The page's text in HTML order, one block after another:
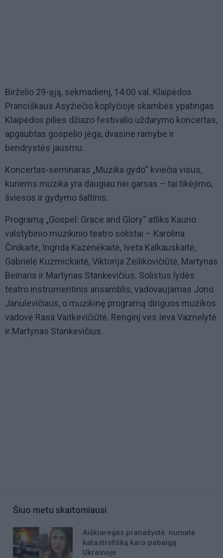
Birželio 29-ąją, sekmadienį, 14:00 val. Klaipėdos
Pranciškaus Asyžiečio koplyčioje skambės ypatingas
Klaipėdos pilies džiazo festivalio uždarymo koncertas,
apgaubtas gospelio jėga, dvasine ramybe ir
bendrystės jausmu.
Koncertas-seminaras „Muzika gydo“ kviečia visus,
kuriems muzika yra daugiau nei garsas – tai tikėjimo,
šviesos ir gydymo šaltinis.
Programą „Gospel: Grace and Glory“ atliks Kauno
valstybinio muzikinio teatro solistai – Karolina
Činikaite, Ingrida Kazėnėkaitė, Iveta Kalkauskaitė,
Gabrielė Kuzmickaitė, Viktorija Zeilikovičiūtė, Martynas
Beinaris ir Martynas Stankevičius. Solistus lydės
teatro instrumentinis ansamblis, vadovaujamas Jono
Janulevičiaus, o muzikinę programą diriguos muzikos
vadovė Rasa Vaitkevičiūtė. Renginį ves Ieva Vaznelytė
ir Martynas Stankevičius.
Šiuo metu skaitomiausi
Aiškiaregės pranašystė: numatė
katastrofišką karo pabaigą
Ukrainoje